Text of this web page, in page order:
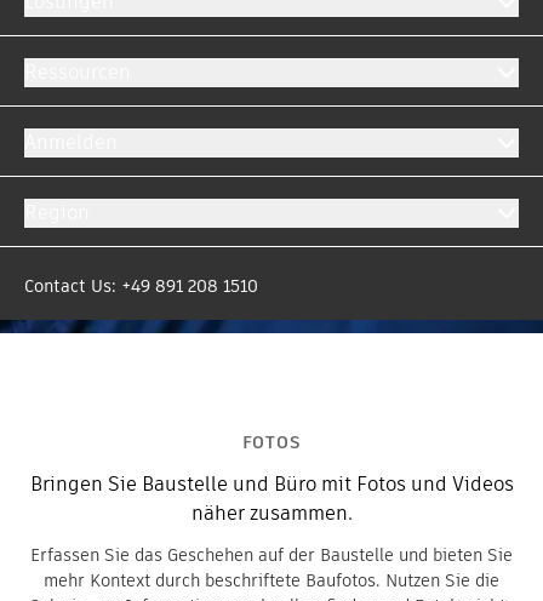
Contact Us: +49 891 208 1510
FOTOS
Bringen Sie Baustelle und Büro mit Fotos und Videos
näher zusammen.
Erfassen Sie das Geschehen auf der Baustelle und bieten Sie
mehr Kontext durch beschriftete Baufotos. Nutzen Sie die